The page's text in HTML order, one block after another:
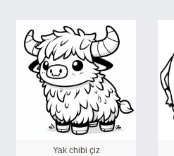
Yak chibi çiz